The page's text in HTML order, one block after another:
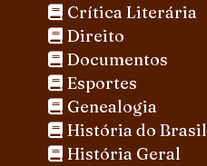
Crítica Literária
Direito
Documentos
Esportes
Genealogia
História do Brasil
História Geral